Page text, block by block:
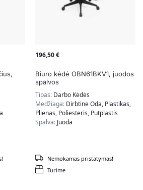
196,50€
Biuro kėdė OBN61BKV1, juodos
spalvos
Tipas: Darbo Kėdės
Medžiaga: Dirbtinė Oda, Plastikas,
Plienas, Poliesteris, Putplastis
Spalva: Juoda
Turime
Nemokamas pristatymas!